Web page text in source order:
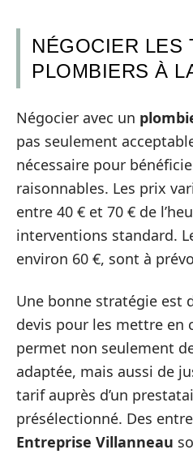
NÉGOCIER LES
PLOMBIERS À
Négocier avec un
pas seulement
nécessaire pour
raisonnables. Les prix
entre 40 € et 70 € de
interventions standard.
environ 60 €, sont à
Une bonne stratégie est
devis pour les mettre en
permet non seulement
adaptée, mais aussi de
tarif auprès d’un
présélectionné. Des
Entreprise Villanneau